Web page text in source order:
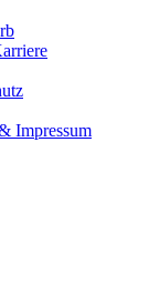
Impressum